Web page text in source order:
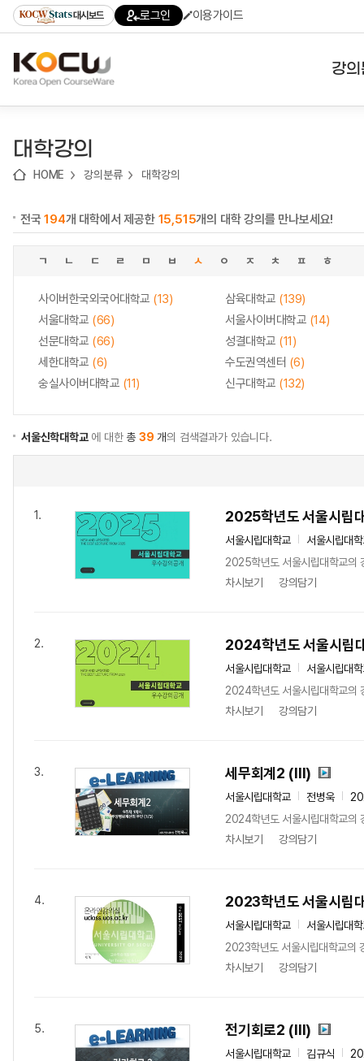
기
기
기
content)
가
대시보드 로그인 이용가이드
강
대학강의
HOME 강의분류 대학강의
전국194개 대학에서 제공한 15,515개의 대학 강의를 만나보세요!
ㄱ ㄴ ㄷ ㄹ ㅁ ㅂ ㅅ ㅇ ㅈ ㅊ ㅍ ㅎ
사이버한국외국어대학교 (13) 삼육대학교 (139)
서울대학교 (66) 서울사이버대학교 (14)
선문대학교 (66) 성결대학교 (11)
세한대학교 (6) 수도권역센터 (6)
숭실사이버대학교 (11) 신구대학교 (132)
서울신학대학교에 대한총39 개의 검색결과가 있습니다.
1. 2025학년도 서울시립
서울시립대학교
서울시립대
2025학년도 서울시립대학교의
차시보기
강의담기
2. 2024학년도 서울시립
서울시립대학교
서울시립대
2024학년도 서울시립대학교의
차시보기
강의담기
3. 세무회계2 (Ⅲ)
서울시립대학교 전병욱
2024학년도 서울시립대학교의
차시보기
강의담기
4. 2023학년도 서울시립
서울시립대학교
서울시립대
2023학년도 서울시립대학교의
차시보기
강의담기
5. 전기회로2 (Ⅲ)
서울시립대학교 김규식